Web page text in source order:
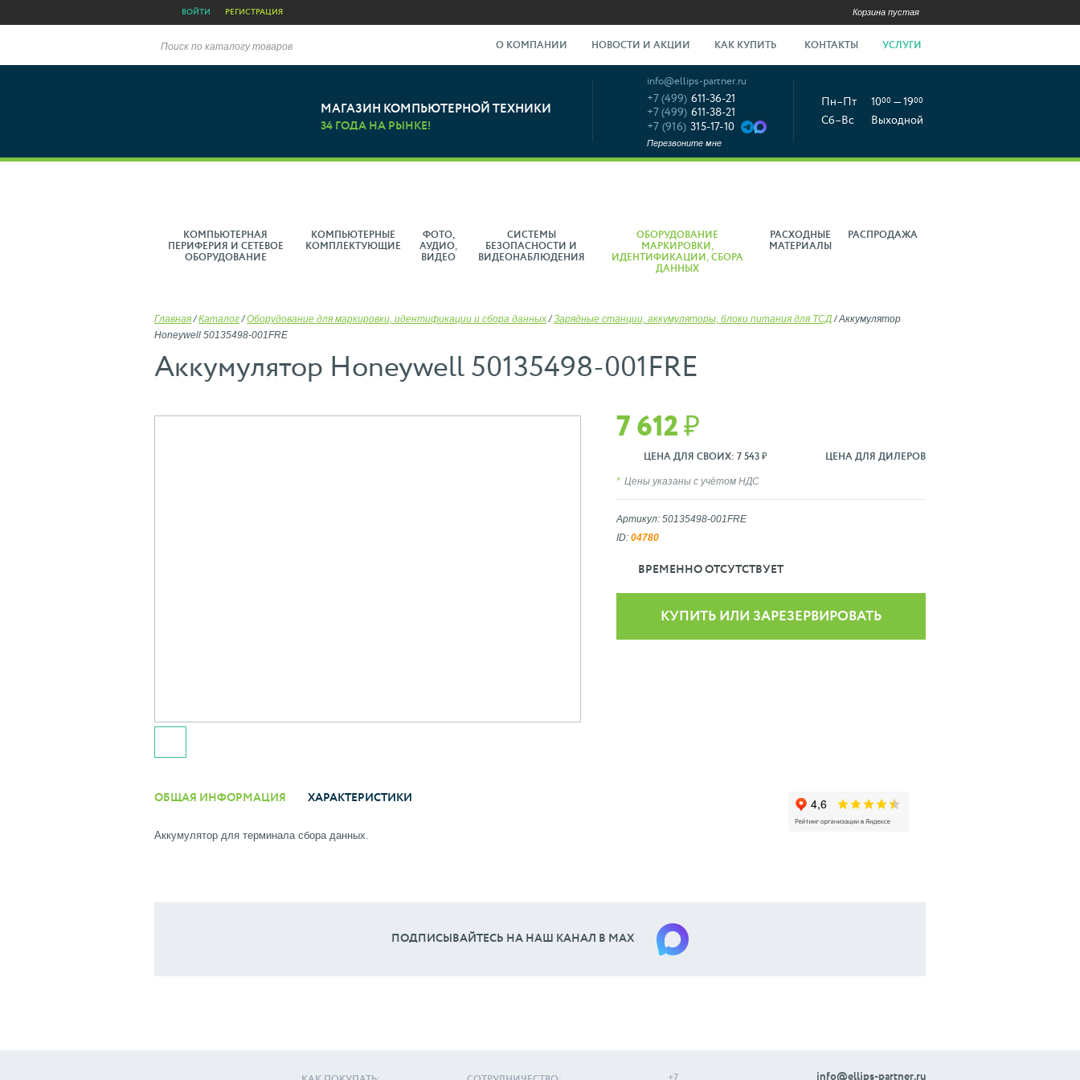
ВОЙТИ РЕГИСТРАЦИЯ Корзина пустая
Поиск по каталогу товаров О КОМПАНИИ НОВОСТИ И АКЦИИ КАК КУПИТЬ КОНТАКТЫ УСЛУГИ
МАГАЗИН КОМПЬЮТЕРНОЙ ТЕХНИКИ
34 ГОДА НА РЫНКЕ!
info@ellips-partner.ru
+7 (499) 611-36-21
+7 (499) 611-38-21
+7 (916) 315-17-10
Перезвоните мне
Пн–Пт 1000 — 1900
Сб–Вс Выходной
КОМПЬЮТЕРНАЯ
ПЕРИФЕРИЯ И СЕТЕВОЕ
ОБОРУДОВАНИЕ
КОМПЬЮТЕРНЫЕ
КОМПЛЕКТУЮЩИЕ
ФОТО,
АУДИО,
ВИДЕО
СИСТЕМЫ
БЕЗОПАСНОСТИ И
ВИДЕОНАБЛЮДЕНИЯ
ОБОРУДОВАНИЕ
МАРКИРОВКИ,
ИДЕНТИФИКАЦИИ, СБОРА
ДАННЫХ
РАСХОДНЫЕ
МАТЕРИАЛЫ
РАСПРОДАЖА
Главная /Каталог /Оборудование для маркировки, идентификации и сбора данных /Зарядные станции, аккумуляторы, блоки питания для ТСД /Аккумулятор
Honeywell 50135498-001FRE
Аккумулятор Honeywell 50135498-001FRE
7 612 ₽
ЦЕНА ДЛЯ СВОИХ: 7 543 ₽ ЦЕНА ДЛЯ ДИЛЕРОВ
Цены указаны с учётом НДС
Артикул: 50135498-001FRE
ID: 04780
ВРЕМЕННО ОТСУТСТВУЕТ
КУПИТЬ ИЛИ ЗАРЕЗЕРВИРОВАТЬ
ОБЩАЯ ИНФОРМАЦИЯ ХАРАКТЕРИСТИКИ
Аккумулятор для терминала сбора данных.
ПОДПИСЫВАЙТЕСЬ НА НАШ КАНАЛ В МАХ
info@ellips-partner.ru